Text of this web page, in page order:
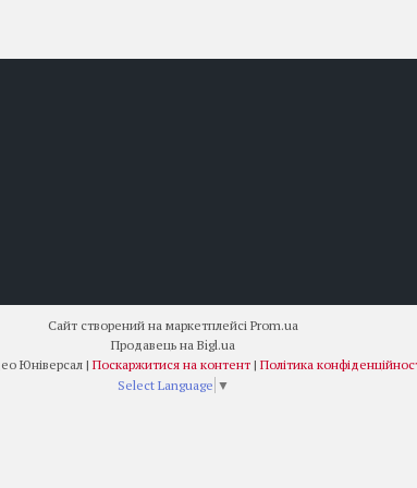
Сайт створений на маркетплейсі Prom.ua
Продавець на Bigl.ua
Компанія Відео Юніверсал | Поскаржитися на контент | Політика
Select Language ▼